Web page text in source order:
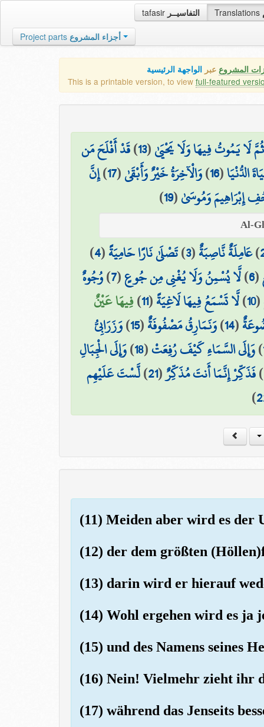
tafasir التفاسيــر Translations
Project parts أجزاء المشروع
المشروع عبر الواجهة الرئيسية
This is a printable version, to view full-featured
ثُمَّ لَا يَمُوتُ فِيهَا وَلَا يَحْيَىٰ(
13
)قَدْ أَفْلَحَ مَن
الدُّنْيَا(
16
)وَالْآخِرَةُ خَيْرٌ وَأَبْقَىٰ(
17
)إِنَّ
إِبْرَاهِيمَ وَمُوسَىٰ(
19
)
)عَامِلَةٌ نَّاصِبَةٌ(
3
)تَصْلَىٰ نَارًا حَامِيَةً(
4
)
(
6
)لَّا يُسْمِنُ وَلَا يُغْنِي مِن جُوعٍ(
7
)وُجُوهٌ
(
10
)لَّا تَسْمَعُ فِيهَا لَاغِيَةً(
11
)فِيهَا عَيْنٌ
(
14
)وَنَمَارِقُ مَصْفُوفَةٌ(
15
)وَزَرَابِيُّ
)وَإِلَى السَّمَاءِ كَيْفَ رُفِعَتْ(
18
)وَإِلَى الْجِبَالِ
)فَذَكِّرْ إِنَّمَا أَنتَ مُذَكِّرٌ(
21
)لَّسْتَ عَلَيْهِم
)
(11) Meiden aber wird es der
(12) der dem größten
(13) darin wird er hierauf
(14) Wohl ergehen wird es ja
(15) und des Namens seines
(16) Nein! Vielmehr zieht ihr
(17) während das Jenseits